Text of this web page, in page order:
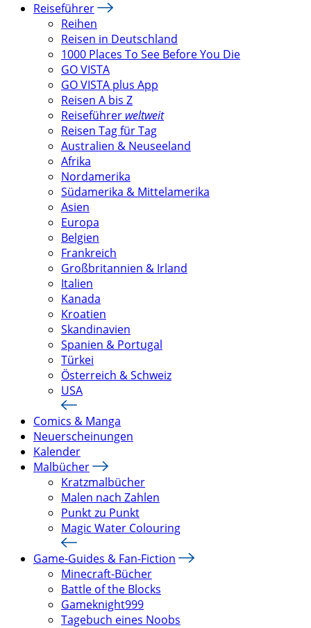
Reiseführer
Reihen
Reisen in Deutschland
1000 Places To See Before You Die
GO VISTA
GO VISTA plus App
Reisen A bis Z
Reiseführer weltweit
Reisen Tag für Tag
Australien & Neuseeland
Afrika
Nordamerika
Südamerika & Mittelamerika
Asien
Europa
Belgien
Frankreich
Großbritannien & Irland
Italien
Kanada
Kroatien
Skandinavien
Spanien & Portugal
Türkei
Österreich & Schweiz
USA
Comics & Manga
Neuerscheinungen
Kalender
Malbücher
Kratzmalbücher
Malen nach Zahlen
Punkt zu Punkt
Magic Water Colouring
Game-Guides & Fan-Fiction
Minecraft-Bücher
Battle of the Blocks
Gameknight999
Tagebuch eines Noobs